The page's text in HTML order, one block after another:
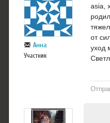
Aнна
Участник
asia,
от
уход